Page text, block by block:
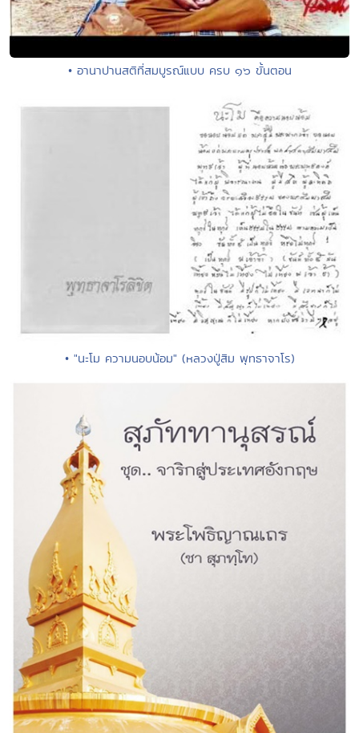
• อานาปานสติที่สมบูรณ์แบบ ครบ ๑๖ ขั้นตอน
• "นะโม ความนอบน้อม" (หลวงปู่สิม พุทธาจาโร)